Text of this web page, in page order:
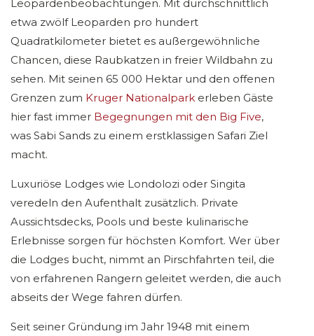
Leopardenbeobachtungen. Mit durchschnittlich
etwa zwölf Leoparden pro hundert
Quadratkilometer bietet es außergewöhnliche
Chancen, diese Raubkatzen in freier Wildbahn zu
sehen. Mit seinen 65 000 Hektar und den offenen
Grenzen zum Kruger Nationalpark erleben Gäste
hier fast immer Begegnungen mit den Big Five,
was Sabi Sands zu einem erstklassigen Safari Ziel
macht.
Luxuriöse Lodges wie Londolozi oder Singita
veredeln den Aufenthalt zusätzlich. Private
Aussichtsdecks, Pools und beste kulinarische
Erlebnisse sorgen für höchsten Komfort. Wer über
die Lodges bucht, nimmt an Pirschfahrten teil, die
von erfahrenen Rangern geleitet werden, die auch
abseits der Wege fahren dürfen.
Seit seiner Gründung im Jahr 1948 mit einem